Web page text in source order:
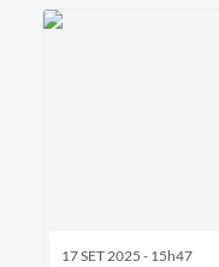
17 SET 2025 - 15h47